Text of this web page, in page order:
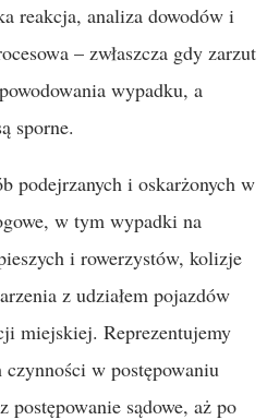
reakcja, analiza dowodów i
– zwłaszcza gdy zarzut
wypadku, a
sporne.
podejrzanych i oskarżonych w
w tym wypadki na
i rowerzystów, kolizje
z udziałem pojazdów
miejskiej. Reprezentujemy
w postępowaniu
postępowanie sądowe, aż po